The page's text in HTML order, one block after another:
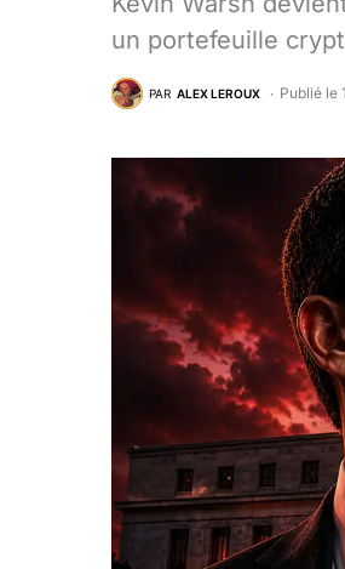
un portefeuille
PAR ALEX LEROUX Publié le